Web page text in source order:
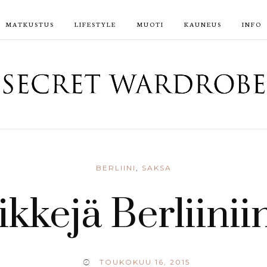
MATKUSTUS LIFESTYLE MUOTI KAUNEUS INFO
BERLIINI , SAKSA
TOUKOKUU 16, 2015